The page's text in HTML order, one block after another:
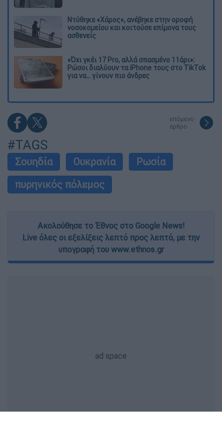
Ντύθηκε «Χάρος», ανέβηκε στην οροφή
νοσοκομείου και κοιτούσε επίμονα τους
ασθενείς
«Όχι γκέι 17 Pro, αλλά σπασμένο 11άρι»:
Ρώσοι διαλύουν τα iPhone τους στο TikTok
για να... γίνουν πιο άνδρες
επόμενο
άρθρο
#TAGS
Σουηδία Ουκρανία
Ρωσία
πυρηνικός πόλεμος
Ακολούθησε το Έθνος στο Google News!
Live όλες οι εξελίξεις λεπτό προς λεπτό, με την
υπογραφή του www.ethnos.gr